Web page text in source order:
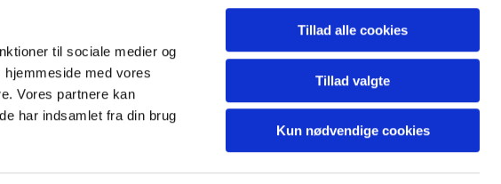
til sociale medier og
med vores
Vores partnere kan
har indsamlet fra din brug
Tillad alle cookies
Tillad valgte
Kun nødvendige cookies